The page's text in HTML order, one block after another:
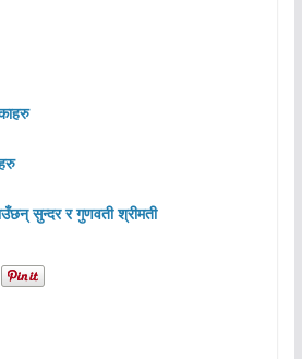
सुन्दर र गुणवती श्रीमती